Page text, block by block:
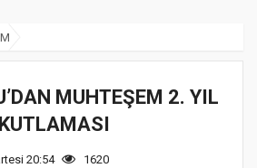
MUHTEŞEM 2. YIL
KUTLAMASI
20:54 1620